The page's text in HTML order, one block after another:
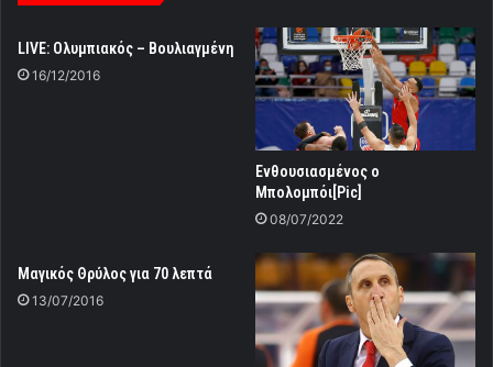
LIVE: Ολυμπιακός – Βουλιαγμένη
16/12/2016
Ενθουσιασμένος ο
Μπολομπόι[Pic]
08/07/2022
Μαγικός Θρύλος για 70 λεπτά
13/07/2016